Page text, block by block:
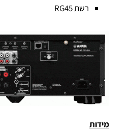
רשת RG45
מידות